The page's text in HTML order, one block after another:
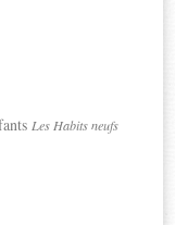
Les Habits neufs